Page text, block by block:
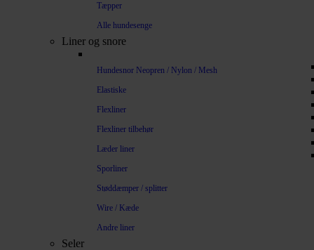
Tæpper
Alle hundesenge
Liner og snore
Hundesnor Neopren / Nylon / Mesh
Elastiske
Flexliner
Flexliner tilbehør
Læder liner
Sporliner
Støddæmper / splitter
Wire / Kæde
Andre liner
Seler